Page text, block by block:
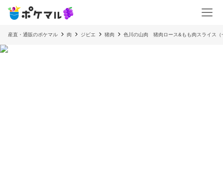
産直・通販のポケマル 肉 ジビエ 猪肉 色川の山肉 猪肉ロース&もも肉スライス（